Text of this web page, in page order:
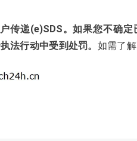
传递(e)SDS。如果您不确
法行动中受到处罚。 如需了